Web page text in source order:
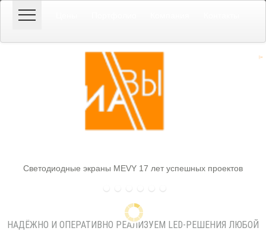
Светодиодные экраны MEVY 17 лет успешных проектов
8-800-600-17-81
НАДЁЖНО И ОПЕРАТИВНО РЕАЛИЗУЕМ LED-РЕШЕНИЯ ЛЮБОЙ